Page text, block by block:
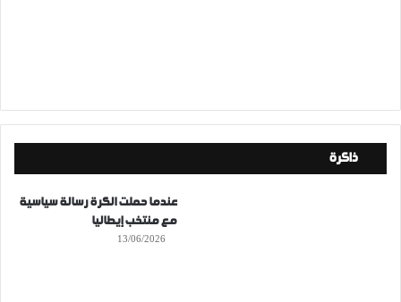
ذاكرة
عندما حملت الكرة رسالة سياسية
مع منتخب إيطاليا
13/06/2026